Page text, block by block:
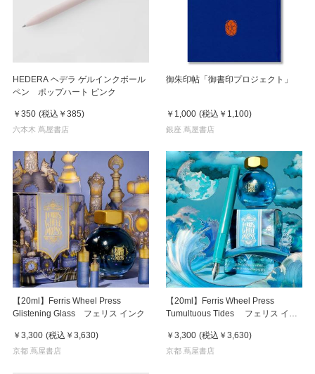
HEDERA ヘデラ ゲルインクボール
ペン ポップハート ピンク
￥350 (税込 ￥385)
六本木 蔦屋書店
御朱印帖「御書印プロジェクト」
￥1,000 (税込 ￥1,100)
銀座 蔦屋書店
【20ml】Ferris Wheel Press
Glistening Glass フェリス インク
￥3,300 (税込 ￥3,630)
京都 蔦屋書店
【20ml】Ferris Wheel Press
Tumultuous Tides フェリス イン
￥3,300 (税込 ￥3,630)
京都 蔦屋書店